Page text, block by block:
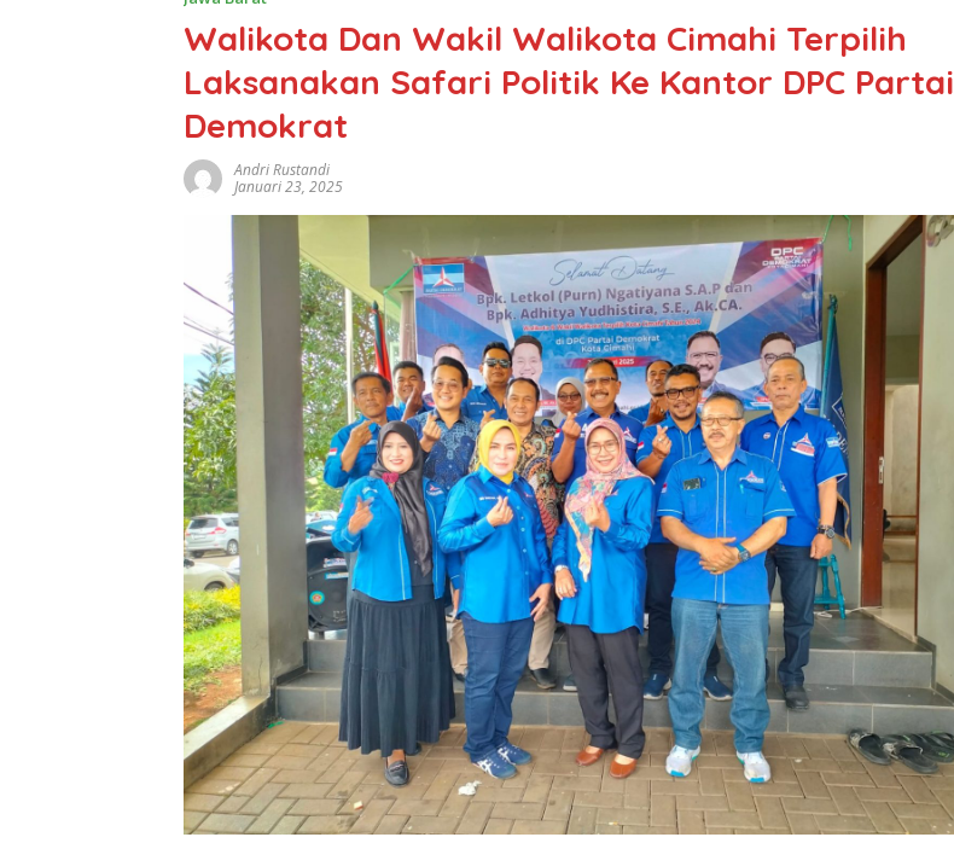
Walikota Dan Wakil Walikota Cimahi Terpilih
Laksanakan Safari Politik Ke Kantor DPC Partai
Demokrat
Andri Rustandi
Januari 23, 2025